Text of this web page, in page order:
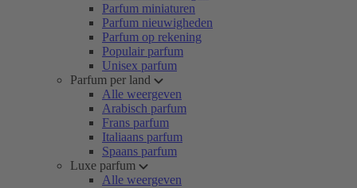
Parfum miniaturen
Parfum nieuwigheden
Parfum op rekening
Populair parfum
Unisex parfum
Parfum per land
Alle weergeven
Arabisch parfum
Frans parfum
Italiaans parfum
Spaans parfum
Luxe parfum
Alle weergeven